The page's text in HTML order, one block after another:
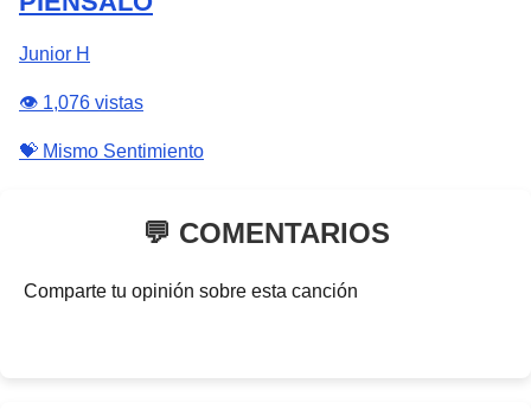
Junior H
👁️ 1,076 vistas
💝 Mismo Sentimiento
💬 COMENTARIOS
Comparte tu opinión sobre esta canción